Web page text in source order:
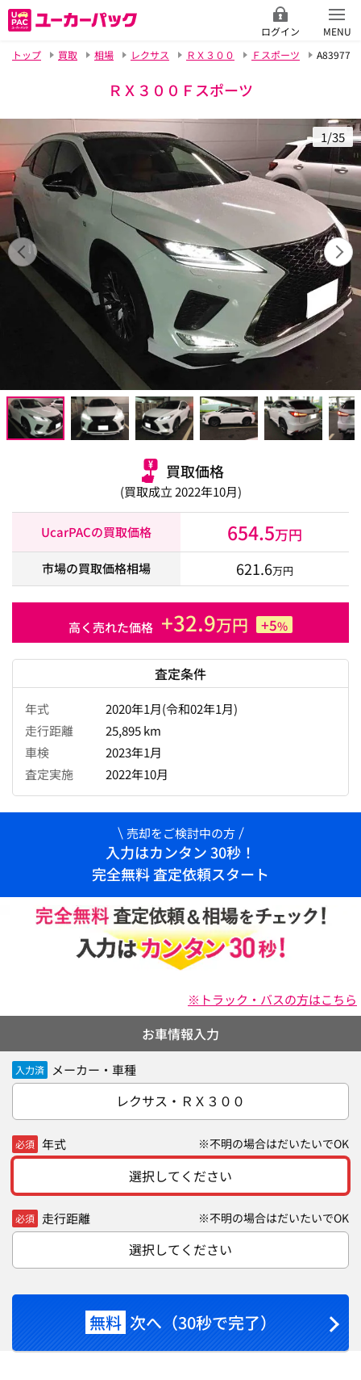
ログイン
MENU
トップ
買取 相場 レクサス ＲＸ３００ Ｆスポーツ A83977
ＲＸ３００Ｆスポーツ
1/35
買取価格
(買取成立 2022年10月)
UcarPACの買取価格 654.5万円
市場の買取価格相場 621.6万円
高く売れた価格 +32.9万円 +5%
査定条件
年式
2020年1月(令和02年1月)
走行距離
25,895 km
車検
2023年1月
査定実施
2022年10月
売却をご検討中の方
入力はカンタン 30秒！
完全無料 査定依頼スタート
※トラック・バスの方はこちら
お車情報入力
入力済 メーカー・車種
レクサス・ＲＸ３００
必須 年式 ※不明の場合はだいたいでOK
選択してください
必須 走行距離 ※不明の場合はだいたいでOK
選択してください
無料 次へ（30秒で完了）